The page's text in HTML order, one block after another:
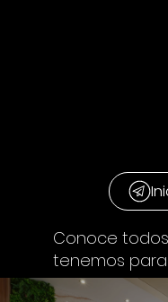
Conoce
tenemos para